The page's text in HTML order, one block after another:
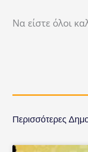
Να είστε όλοι
Περισσότερες